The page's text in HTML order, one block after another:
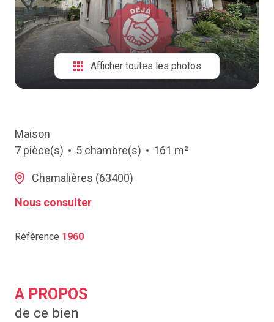
CONTACT
Afficher toutes les photos
Maison
7 pièce(s)
5 chambre(s) 161 m²
Chamalières (63400)
Nous consulter
Référence 1960
A PROPOS
de ce bien